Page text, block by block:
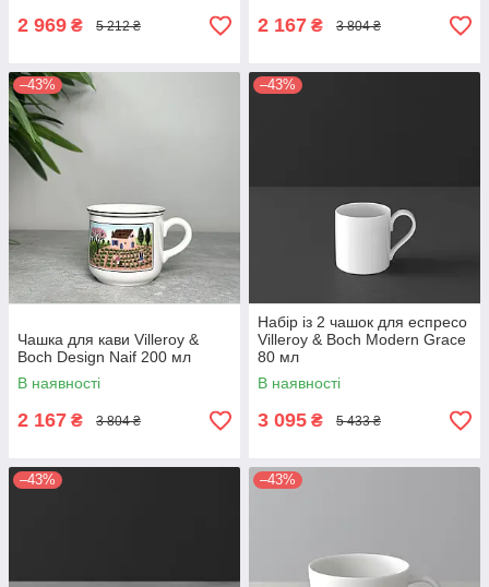
2 969 ₴ 5 212 ₴ 2 167 ₴ 3 804 ₴
–43%
Чашка для кави Villeroy &
Boch Design Naif 200 мл
В наявності
2 167 ₴ 3 804 ₴
–43%
Набір із 2 чашок для еспресо
Villeroy & Boch Modern Grace
80 мл
В наявності
3 095 ₴ 5 433 ₴
–43% –43%